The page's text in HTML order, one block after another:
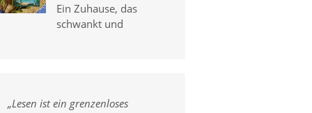
Ein Zuhause, das
schwankt und
„Lesen ist ein grenzenloses